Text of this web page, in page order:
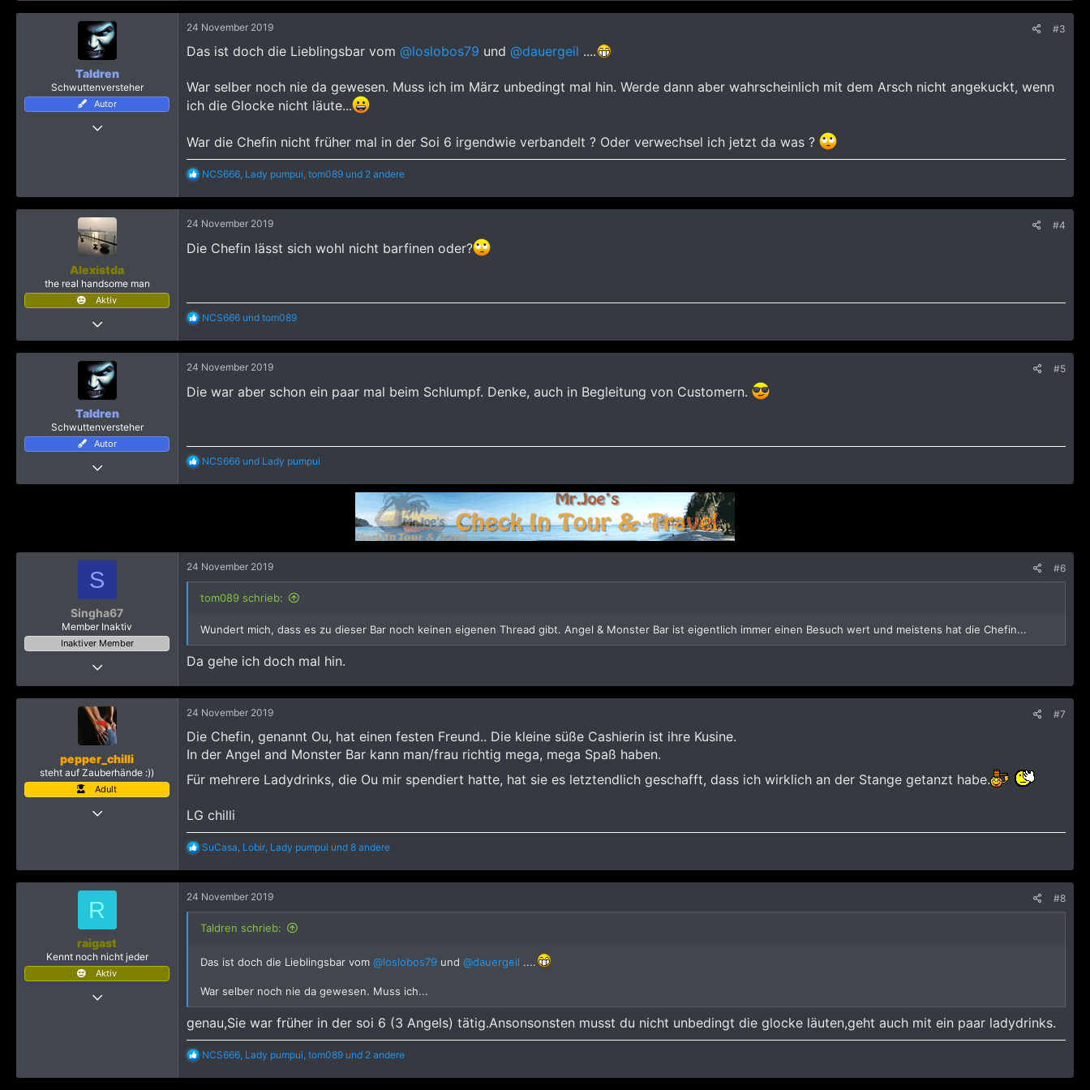
a
k
t
o
n
:
Taldren
Schwuttenversteher
Autor
11 November 2010
24 November 2019 #3
Das ist doch die Lieblingsbar vom @loslobos79 und @dauergeil ....
War selber noch nie da gewesen. Muss ich im März unbedingt mal hin. Werde dann aber wahrscheinlich mit dem Arsch nicht angekuckt, wenn
ich die Glocke nicht läute...
War die Chefin nicht früher mal in der Soi 6 irgendwie verbandelt ? Oder verwechsel ich jetzt da was ?
R
a
k
t
o
:
NCS666, Lady pumpui, tom089 und 2 andere
Alexistda
the real handsome man
Aktiv
17 November 2018
692
24 November 2019 #4
Die Chefin lässt sich wohl nicht barfinen oder?
R
a
k
t
o
:
NCS666 und tom089
Taldren
Schwuttenversteher
Autor
11 November 2010
10.286
24 November 2019 #5
Die war aber schon ein paar mal beim Schlumpf. Denke, auch in Begleitung von Customern.
R
a
n
e
NCS666 und Lady pumpui
S
Singha67
Member Inaktiv
Inaktiver Member
12 November 2019
24 November 2019 #6
tom089 schrieb:
Wundert mich, dass es zu dieser Bar noch keinen eigenen Thread gibt. Angel & Monster Bar ist eigentlich immer einen Besuch wert und meistens hat die Chefin...
Da gehe ich doch mal hin.
pepper_chilli
steht auf Zauberhände :))
Adult
3.215
Legoland-City
24 November 2019 #7
Die Chefin, genannt Ou, hat einen festen Freund.. Die kleine süße Cashierin ist ihre Kusine.
In der Angel and Monster Bar kann man/frau richtig mega, mega Spaß haben.
Für mehrere Ladydrinks, die Ou mir spendiert hatte, hat sie es letztendlich geschafft, dass ich wirklich an der Stange getanzt habe.
LG chilli
R
a
k
t
i
o
n
SuCasa, Lobir, Lady pumpui und 8 andere
R
raigast
Kennt noch nicht jeder
Aktiv
24 November 2019 #8
Taldren schrieb:
Das ist doch die Lieblingsbar vom @loslobos79 und @dauergeil ....
War selber noch nie da gewesen. Muss ich...
genau,Sie war früher in der soi 6 (3 Angels) tätig.Ansonsonsten musst du nicht unbedingt die glocke läuten,geht auch mit ein paar ladydrinks.
R
a
NCS666, Lady pumpui, tom089 und 2 andere